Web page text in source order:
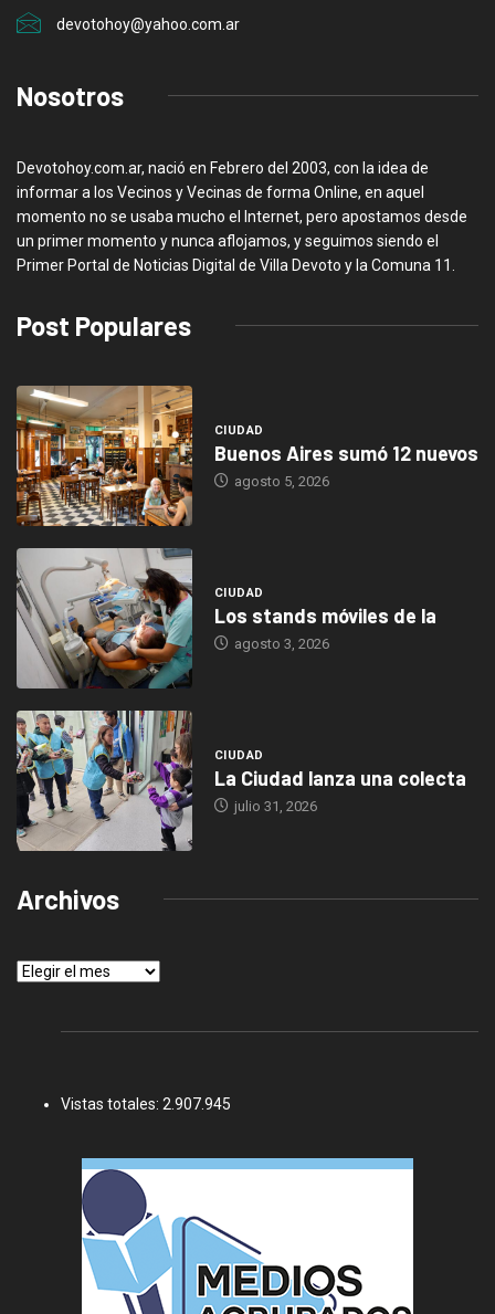
devotohoy@yahoo.com.ar
Nosotros
Devotohoy.com.ar, nació en Febrero del 2003, con la idea de
informar a los Vecinos y Vecinas de forma Online, en aquel
momento no se usaba mucho el Internet, pero apostamos desde
un primer momento y nunca aflojamos, y seguimos siendo el
Primer Portal de Noticias Digital de Villa Devoto y la Comuna 11.
Post Populares
CIUDAD
Buenos Aires sumó 12 nuevos
agosto 5, 2026
CIUDAD
Los stands móviles de la
agosto 3, 2026
CIUDAD
La Ciudad lanza una colecta
julio 31, 2026
Archivos
Archivos
Vistas totales: 2.907.945